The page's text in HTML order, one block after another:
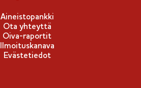
Aineistopankki
Ota yhteyttä
Oiva-raportit
Ilmoituskanava
Evästetiedot